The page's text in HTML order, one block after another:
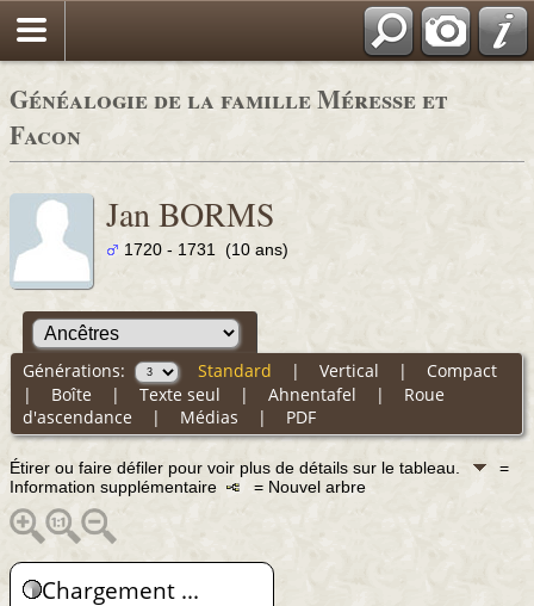
Généalogie de la famille Méresse et
Facon
Jan BORMS
1720 - 1731 (10 ans)
Générations: Standard | Vertical | Compact
| Boîte | Texte seul | Ahnentafel | Roue
d'ascendance | Médias | PDF
Étirer ou faire défiler pour voir plus de détails sur le tableau.
=
Information supplémentaire
= Nouvel arbre
Chargement ...